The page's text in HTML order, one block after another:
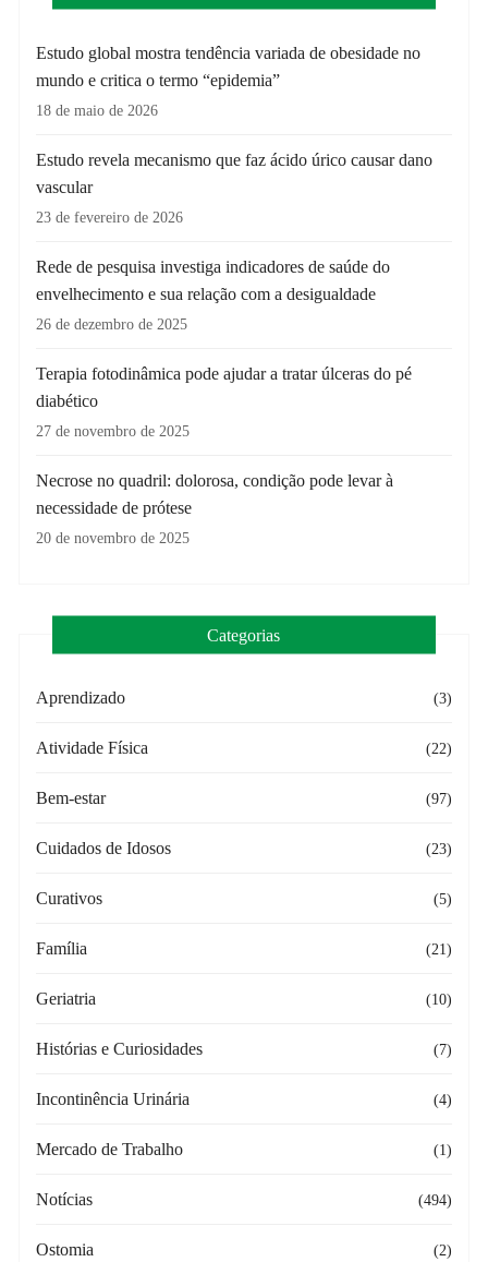
Estudo global mostra tendência variada de obesidade no
mundo e critica o termo “epidemia”
18 de maio de 2026
Estudo revela mecanismo que faz ácido úrico causar dano
vascular
23 de fevereiro de 2026
Rede de pesquisa investiga indicadores de saúde do
envelhecimento e sua relação com a desigualdade
26 de dezembro de 2025
Terapia fotodinâmica pode ajudar a tratar úlceras do pé
diabético
27 de novembro de 2025
Necrose no quadril: dolorosa, condição pode levar à
necessidade de prótese
20 de novembro de 2025
Categorias
Aprendizado (3)
Atividade Física (22)
Bem-estar (97)
Cuidados de Idosos (23)
Curativos (5)
Família (21)
Geriatria (10)
Histórias e Curiosidades (7)
Incontinência Urinária (4)
Mercado de Trabalho (1)
Notícias (494)
Ostomia (2)